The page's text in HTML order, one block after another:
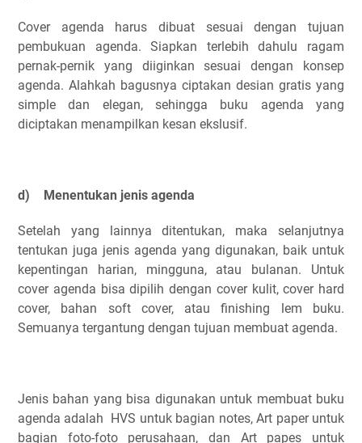
Cover agenda harus dibuat sesuai dengan tujuan
pembukuan agenda. Siapkan terlebih dahulu ragam
pernak-pernik yang diiginkan sesuai dengan konsep
agenda. Alahkah bagusnya ciptakan desian gratis yang
simple dan elegan, sehingga buku agenda yang
diciptakan menampilkan kesan ekslusif.
d) Menentukan jenis agenda
Setelah yang lainnya ditentukan, maka selanjutnya
tentukan juga jenis agenda yang digunakan, baik untuk
kepentingan harian, mingguna, atau bulanan. Untuk
cover agenda bisa dipilih dengan cover kulit, cover hard
cover, bahan soft cover, atau finishing lem buku.
Semuanya tergantung dengan tujuan membuat agenda.
Jenis bahan yang bisa digunakan untuk membuat buku
agenda adalah HVS untuk bagian notes, Art paper untuk
bagian foto-foto perusahaan, dan Art papes untuk